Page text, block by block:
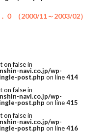
０ （2000/11～2003/02）
on false in
navi.co.jp/wp-
post.php on line414
on false in
navi.co.jp/wp-
post.php on line415
on false in
navi.co.jp/wp-
post.php on line416